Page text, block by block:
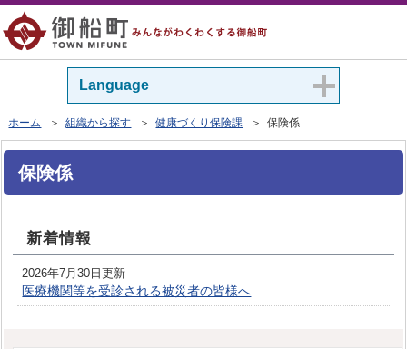
Language
ホーム ＞組織から探す ＞健康づくり保険課 ＞ 保険係
保険係
新着情報
2026年7月30日更新
医療機関等を受診される被災者の皆様へ